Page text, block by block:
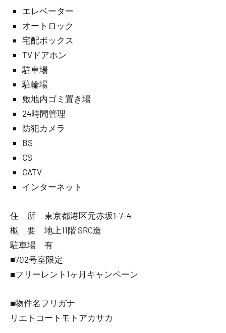
エレベーター
オートロック
宅配ボックス
TVドアホン
駐車場
駐輪場
敷地内ゴミ置き場
24時間管理
防犯カメラ
BS
CS
CATV
インターネット
住 所 東京都港区元赤坂1-7-4
概 要 地上11階 SRC造
駐車場 有
■702号室限定
■フリーレント1ヶ月キャンペーン
■物件名フリガナ
リエトコートモトアカサカ